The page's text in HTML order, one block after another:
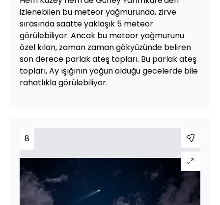
izlenebilen bu meteor yağmurunda, zirve
sırasında saatte yaklaşık 5 meteor
görülebiliyor. Ancak bu meteor yağmurunu
özel kılan, zaman zaman gökyüzünde beliren
son derece parlak ateş topları. Bu parlak ateş
topları, Ay ışığının yoğun olduğu gecelerde bile
rahatlıkla görülebiliyor.
8